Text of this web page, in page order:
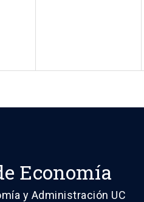
Economía
y Administración UC